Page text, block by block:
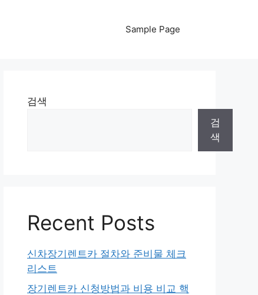
Sample Page
검색
검
색
Recent Posts
신차장기렌트카 절차와 준비물 체크
리스트
장기렌트카 신청방법과 비용 비교 핵